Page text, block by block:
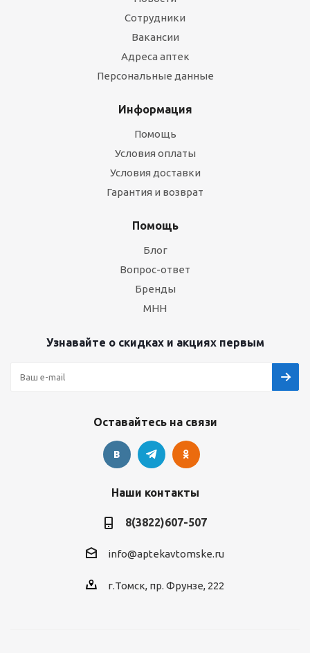
Сотрудники
Вакансии
Адреса аптек
Персональные данные
Информация
Помощь
Условия оплаты
Условия доставки
Гарантия и возврат
Помощь
Блог
Вопрос-ответ
Бренды
МНН
Узнавайте о скидках и акциях первым
Оставайтесь на связи
Наши контакты
8(3822)607-507
info@aptekavtomske.ru
г.Томск, пр. Фрунзе, 222